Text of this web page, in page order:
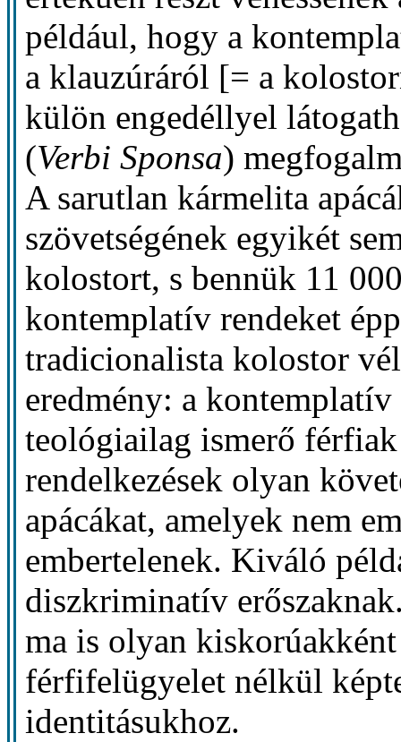
például, hogy a
a klauzúráról [= a
külön engedéllyel
(Verbi Sponsa)
A sarutlan kármelita
szövetségének egyikét
kolostort, s bennük 11
kontemplatív rendeket
tradicionalista kolostor
eredmény: a
teológiailag ismerő
rendelkezések olyan
apácákat, amelyek nem
embertelenek. Kiváló
diszkriminatív
ma is olyan
férfifelügyelet nélkül
identitásukhoz.